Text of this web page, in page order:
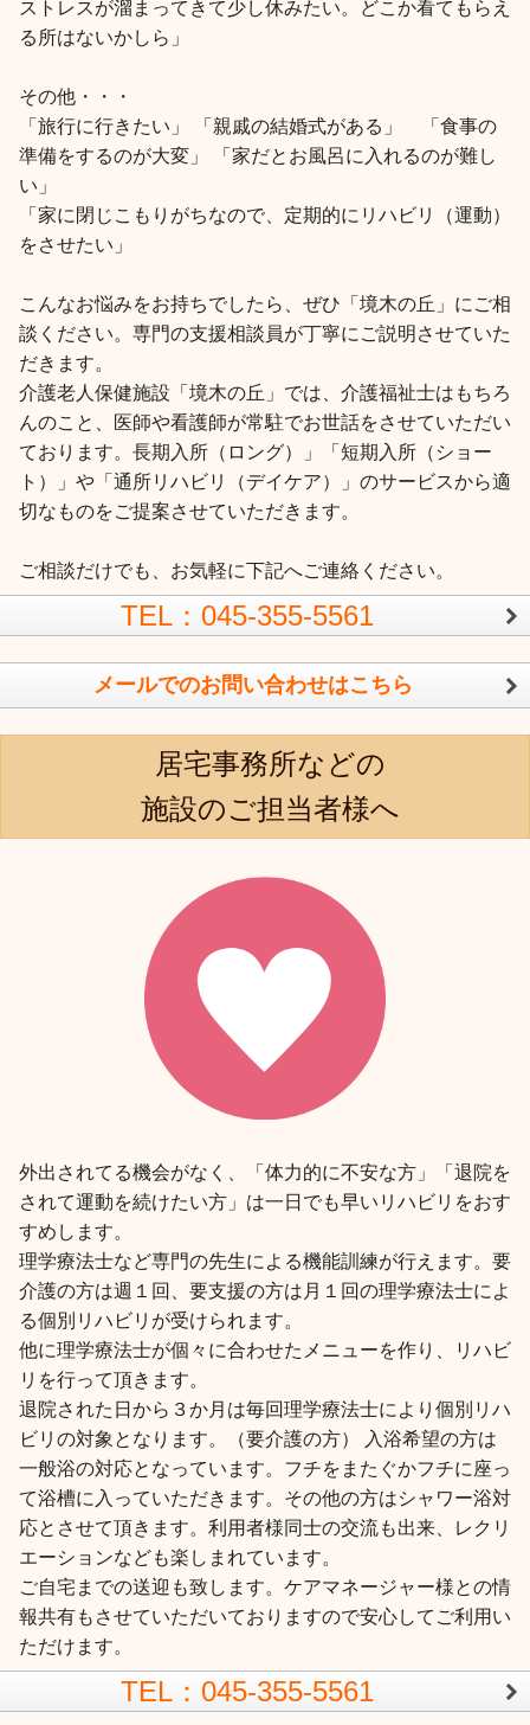
ストレスが溜まってきて少し休みたい。どこか看てもらえ
る所はないかしら」
その他・・・
「旅行に行きたい」 「親戚の結婚式がある」 「食事の
準備をするのが大変」 「家だとお風呂に入れるのが難し
い」
「家に閉じこもりがちなので、定期的にリハビリ（運動）
をさせたい」
こんなお悩みをお持ちでしたら、ぜひ「境木の丘」にご相
談ください。専門の支援相談員が丁寧にご説明させていた
だきます。
介護老人保健施設「境木の丘」では、介護福祉士はもちろ
んのこと、医師や看護師が常駐でお世話をさせていただい
ております。長期入所（ロング）」「短期入所（ショー
ト）」や「通所リハビリ（デイケア）」のサービスから適
切なものをご提案させていただきます。
ご相談だけでも、お気軽に下記へご連絡ください。
TEL：045-355-5561
メールでのお問い合わせはこちら
居宅事務所などの
施設のご担当者様へ
外出されてる機会がなく、「体力的に不安な方」「退院を
されて運動を続けたい方」は一日でも早いリハビリをおす
すめします。
理学療法士など専門の先生による機能訓練が行えます。要
介護の方は週１回、要支援の方は月１回の理学療法士によ
る個別リハビリが受けられます。
他に理学療法士が個々に合わせたメニューを作り、リハビ
リを行って頂きます。
退院された日から３か月は毎回理学療法士により個別リハ
ビリの対象となります。（要介護の方） 入浴希望の方は
一般浴の対応となっています。フチをまたぐかフチに座っ
て浴槽に入っていただきます。その他の方はシャワー浴対
応とさせて頂きます。利用者様同士の交流も出来、レクリ
エーションなども楽しまれています。
ご自宅までの送迎も致します。ケアマネージャー様との情
報共有もさせていただいておりますので安心してご利用い
ただけます。
TEL：045-355-5561